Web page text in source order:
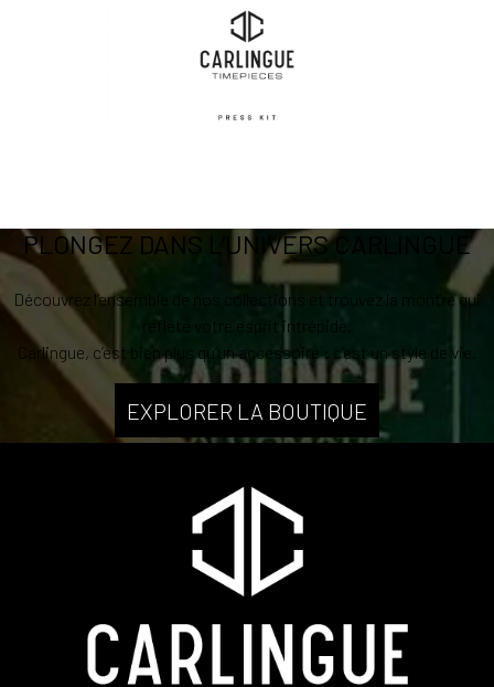
PRESS KIT EN
PLONGEZ DANS L’UNIVERS CARLINGUE
Découvrez l’ensemble de nos collections et trouvez la montre qui
reflète votre esprit intrépide.
Carlingue, c’est bien plus qu’un accessoire : c’est un style de vie.
EXPLORER LA BOUTIQUE